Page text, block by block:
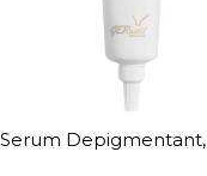
Serum Depigmentant,